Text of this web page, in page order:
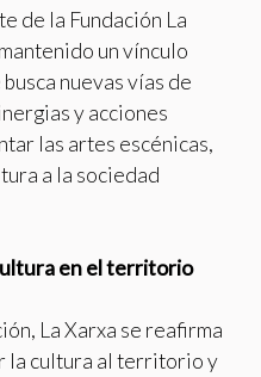
de la Fundación La
un vínculo
nuevas vías de
y acciones
las artes escénicas,
a la sociedad
en el territorio
La Xarxa se reafirma
la cultura al territorio y
del servicio. Permiten
del usuario para
y para ofrecer una
almacenar información
personales del usuario
de sus hábitos de
del usuario.